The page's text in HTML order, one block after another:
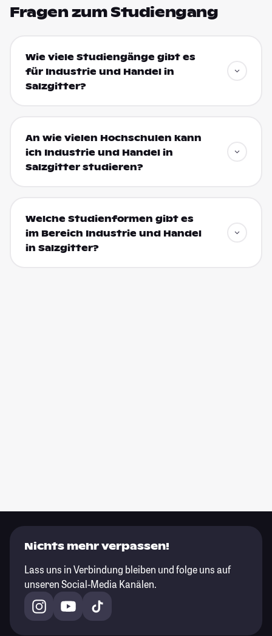
Fragen zum Studiengang
Wie viele Studiengänge gibt es
für Industrie und Handel in
Salzgitter?
An wie vielen Hochschulen kann
ich Industrie und Handel in
Salzgitter studieren?
Welche Studienformen gibt es
im Bereich Industrie und Handel
in Salzgitter?
Nichts mehr verpassen!
Lass uns in Verbindung bleiben und folge uns auf
unseren Social-Media Kanälen.